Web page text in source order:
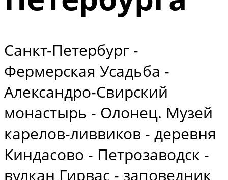
Санкт-Петербург -
Фермерская Усадьба -
Александро-Свирский
монастырь - Олонец. Музей
карелов-ливвиков - деревня
Киндасово - Петрозаводск -
вулкан Гирвас - заповедник